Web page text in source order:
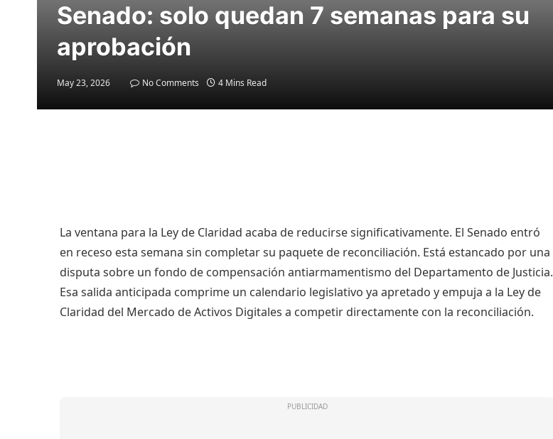
Senado: solo quedan 7 semanas para su
aprobación
May 23, 2026 No Comments 4 Mins Read
La ventana para la Ley de Claridad acaba de reducirse significativamente. El Senado entró
en receso esta semana sin completar su paquete de reconciliación. Está estancado por una
disputa sobre un fondo de compensación antiarmamentismo del Departamento de Justicia.
Esa salida anticipada comprime un calendario legislativo ya apretado y empuja a la Ley de
Claridad del Mercado de Activos Digitales a competir directamente con la reconciliación.